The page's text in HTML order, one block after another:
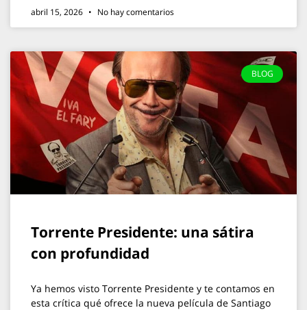
abril 15, 2026 No hay comentarios
BLOG
Torrente Presidente: una sátira
con profundidad
Ya hemos visto Torrente Presidente y te contamos en
esta crítica qué ofrece la nueva película de Santiago